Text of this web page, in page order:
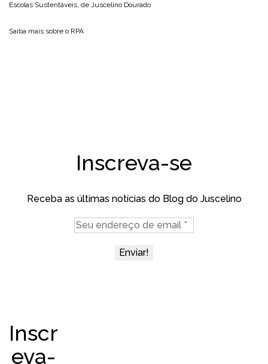
Escolas Sustentáveis, de Juscelino Dourado
Saiba mais sobre o RPA
Inscreva-se
Receba as últimas notícias do Blog do Juscelino
Inscr
eva-